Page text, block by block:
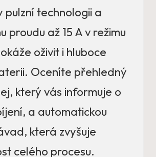
pulzní technologii a
proudu až 15 A v režimu
oživit i hluboce
Oceníte přehledný
který vás informuje o
a automatickou
která zvyšuje
celého procesu.